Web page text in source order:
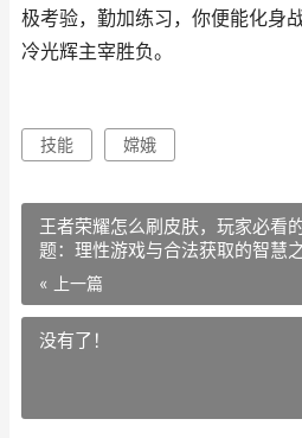
极考验，勤加练习，你便能化身
冷光辉主宰胜负。
技能 嫦娥
王者荣耀怎么刷皮肤，玩家必看
题：理性游戏与合法获取的智慧
« 上一篇
没有了！